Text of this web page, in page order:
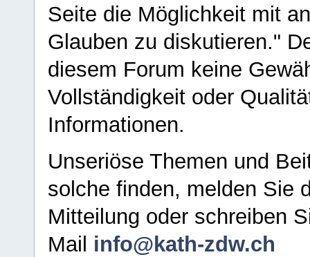
Seite die Möglichkeit mit
Glauben zu diskutieren."
diesem Forum keine
Vollständigkeit oder
Informationen.
Unseriöse Themen und
solche finden, melden Sie
Mitteilung oder schreiben
Mail info@kath-zdw.ch